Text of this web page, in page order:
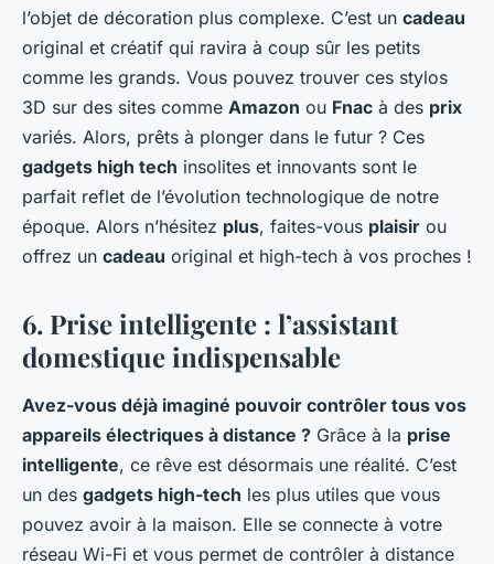
l’objet de décoration plus complexe. C’est un cadeau
original et créatif qui ravira à coup sûr les petits
comme les grands. Vous pouvez trouver ces stylos
3D sur des sites comme Amazon ou Fnac à des prix
variés. Alors, prêts à plonger dans le futur ? Ces
gadgets high tech insolites et innovants sont le
parfait reflet de l’évolution technologique de notre
époque. Alors n’hésitez plus, faites-vous plaisir ou
offrez un cadeau original et high-tech à vos proches !
6. Prise intelligente : l’assistant
domestique indispensable
Avez-vous déjà imaginé pouvoir contrôler tous vos
appareils électriques à distance ? Grâce à la prise
intelligente, ce rêve est désormais une réalité. C’est
un des gadgets high-tech les plus utiles que vous
pouvez avoir à la maison. Elle se connecte à votre
réseau Wi-Fi et vous permet de contrôler à distance